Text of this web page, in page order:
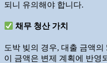
되니 유의해야 합니다.
채무 청산 가치
도박 빚의 경우, 대출 금액
이 금액은 변제 계획에 반영